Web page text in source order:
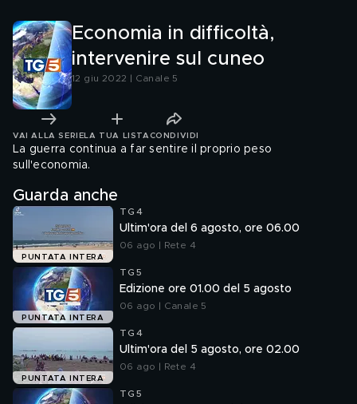
Economia in difficoltà,
intervenire sul cuneo
12 giu 2022 | Canale 5
VAI ALLA SERIE LA TUA LISTA CONDIVIDI
La guerra continua a far sentire il proprio peso
sull'economia.
Guarda anche
PUNTATA INTERA
TG4
Ultim'ora del 6 agosto, ore 06.00
06 ago | Rete 4
PUNTATA INTERA
TG5
Edizione ore 01.00 del 5 agosto
06 ago | Canale 5
PUNTATA INTERA
TG4
Ultim'ora del 5 agosto, ore 02.00
06 ago | Rete 4
TG5